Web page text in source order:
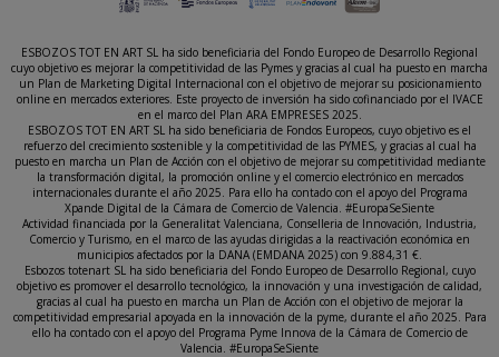
ESBOZOS TOT EN ART SL ha sido beneficiaria del Fondo Europeo de Desarrollo Regional
cuyo objetivo es mejorar la competitividad de las Pymes y gracias al cual ha puesto en marcha
un Plan de Marketing Digital Internacional con el objetivo de mejorar su posicionamiento
online en mercados exteriores. Este proyecto de inversión ha sido cofinanciado por el IVACE
en el marco del Plan ARA EMPRESES 2025.
ESBOZOS TOT EN ART SL ha sido beneficiaria de Fondos Europeos, cuyo objetivo es el
refuerzo del crecimiento sostenible y la competitividad de las PYMES, y gracias al cual ha
puesto en marcha un Plan de Acción con el objetivo de mejorar su competitividad mediante
la transformación digital, la promoción online y el comercio electrónico en mercados
internacionales durante el año 2025. Para ello ha contado con el apoyo del Programa
Xpande Digital de la Cámara de Comercio de Valencia. #EuropaSeSiente
Actividad financiada por la Generalitat Valenciana, Conselleria de Innovación, Industria,
Comercio y Turismo, en el marco de las ayudas dirigidas a la reactivación económica en
municipios afectados por la DANA (EMDANA 2025) con 9.884,31 €.
Esbozos totenart SL ha sido beneficiaria del Fondo Europeo de Desarrollo Regional, cuyo
objetivo es promover el desarrollo tecnológico, la innovación y una investigación de calidad,
gracias al cual ha puesto en marcha un Plan de Acción con el objetivo de mejorar la
competitividad empresarial apoyada en la innovación de la pyme, durante el año 2025. Para
ello ha contado con el apoyo del Programa Pyme Innova de la Cámara de Comercio de
Valencia. #EuropaSeSiente